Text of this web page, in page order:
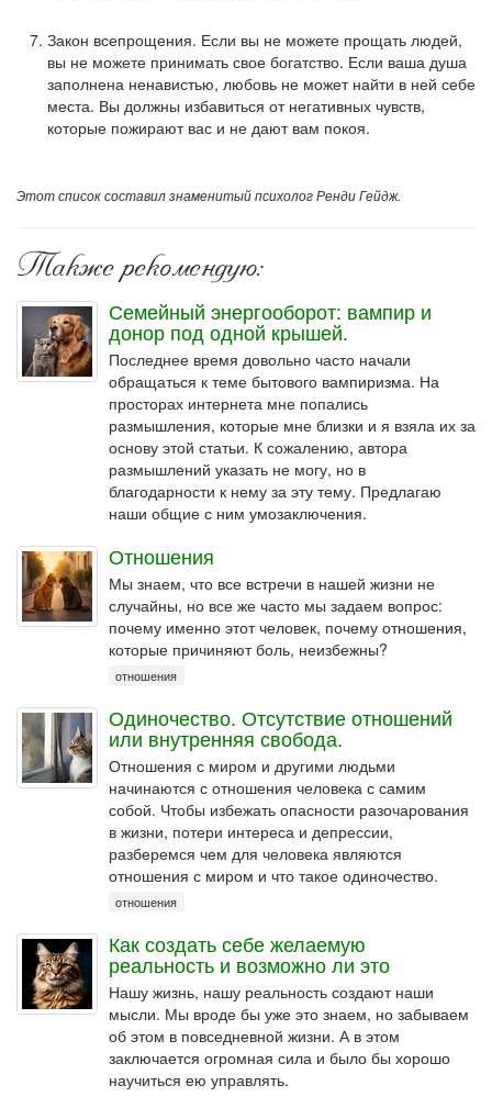
Закон всепрощения. Если вы не можете прощать людей,
вы не можете принимать свое богатство. Если ваша душа
заполнена ненавистью, любовь не может найти в ней себе
места. Вы должны избавиться от негативных чувств,
которые пожирают вас и не дают вам покоя.
Этот список составил знаменитый психолог Ренди Гейдж.
Также рекомендую:
Семейный энергооборот: вампир и
донор под одной крышей.
Последнее время довольно часто начали
обращаться к теме бытового вампиризма. На
просторах интернета мне попались
размышления, которые мне близки и я взяла их за
основу этой статьи. К сожалению, автора
размышлений указать не могу, но в
благодарности к нему за эту тему. Предлагаю
наши общие с ним умозаключения.
Отношения
Мы знаем, что все встречи в нашей жизни не
случайны, но все же часто мы задаем вопрос:
почему именно этот человек, почему отношения,
которые причиняют боль, неизбежны?
отношения
Одиночество. Отсутствие отношений
или внутренняя свобода.
Отношения с миром и другими людьми
начинаются с отношения человека с самим
собой. Чтобы избежать опасности разочарования
в жизни, потери интереса и депрессии,
разберемся чем для человека являются
отношения с миром и что такое одиночество.
отношения
Как создать себе желаемую
реальность и возможно ли это
Нашу жизнь, нашу реальность создают наши
мысли. Мы вроде бы уже это знаем, но забываем
об этом в повседневной жизни. А в этом
заключается огромная сила и было бы хорошо
научиться ею управлять.